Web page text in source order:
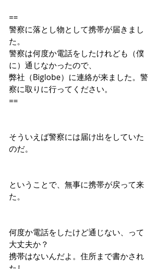
==
警察に落とし物として携帯が届きまし
た。
警察は何度か電話をしたけれども（僕
に）通じなかったので、
弊社（Biglobe）に連絡が来ました。警
察に取りに行ってください。
==
そういえば警察には届け出をしていた
のだ。
ということで、無事に携帯が戻って来
た。
何度か電話をしたけど通じない、って
大丈夫か？
携帯はないんだよ。住所まで書かされ